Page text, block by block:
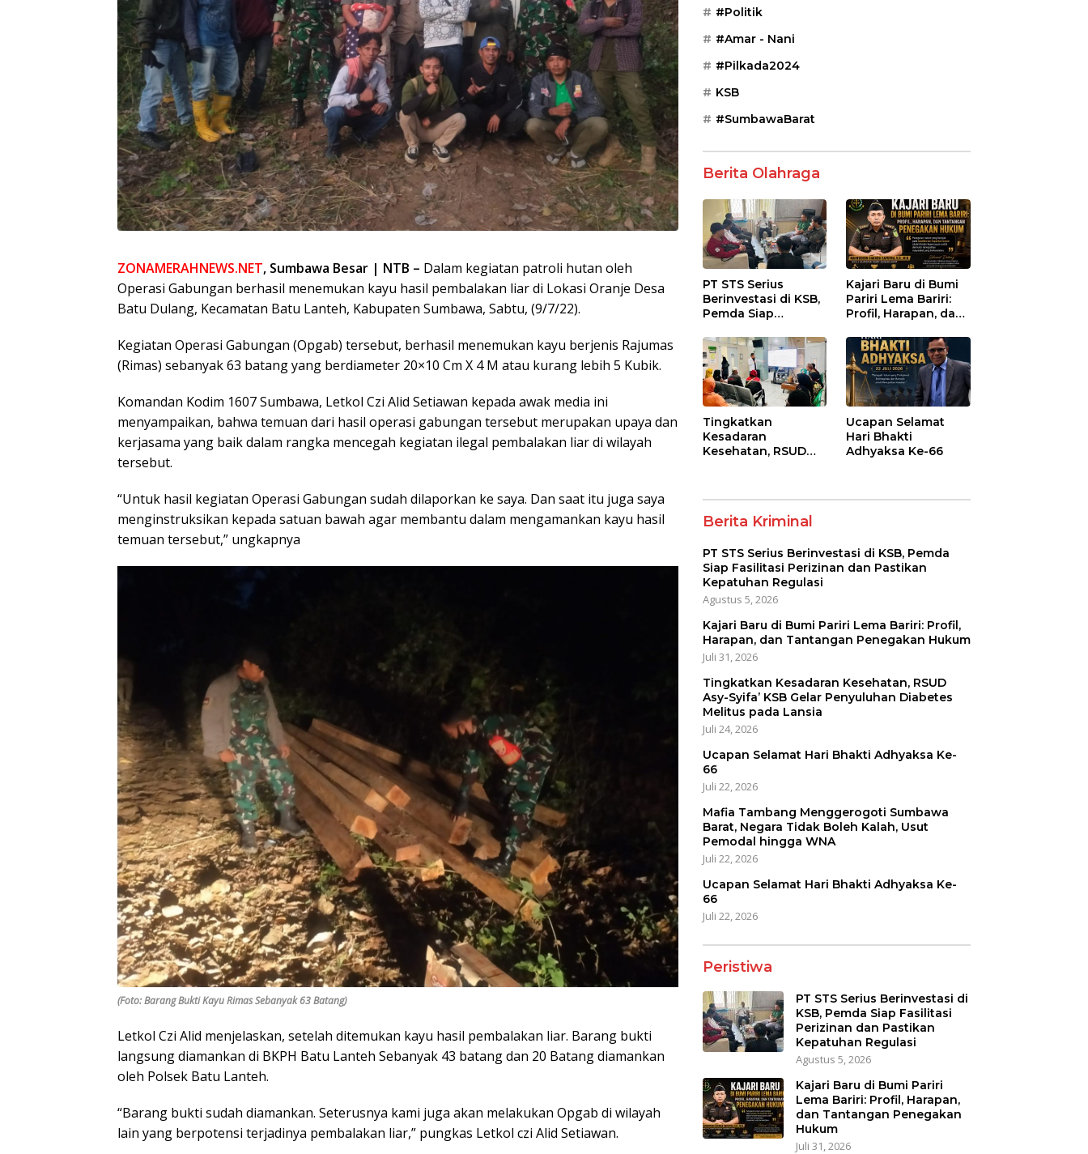
ZONAMERAHNEWS.NET, Sumbawa Besar | NTB – Dalam kegiatan patroli hutan oleh
Operasi Gabungan berhasil menemukan kayu hasil pembalakan liar di Lokasi Oranje Desa
Batu Dulang, Kecamatan Batu Lanteh, Kabupaten Sumbawa, Sabtu, (9/7/22).
Kegiatan Operasi Gabungan (Opgab) tersebut, berhasil menemukan kayu berjenis Rajumas
(Rimas) sebanyak 63 batang yang berdiameter 20×10 Cm X 4 M atau kurang lebih 5 Kubik.
Komandan Kodim 1607 Sumbawa, Letkol Czi Alid Setiawan kepada awak media ini
menyampaikan, bahwa temuan dari hasil operasi gabungan tersebut merupakan upaya dan
kerjasama yang baik dalam rangka mencegah kegiatan ilegal pembalakan liar di wilayah
tersebut.
“Untuk hasil kegiatan Operasi Gabungan sudah dilaporkan ke saya. Dan saat itu juga saya
menginstruksikan kepada satuan bawah agar membantu dalam mengamankan kayu hasil
temuan tersebut,” ungkapnya
(Foto: Barang Bukti Kayu Rimas Sebanyak 63 Batang)
Letkol Czi Alid menjelaskan, setelah ditemukan kayu hasil pembalakan liar. Barang bukti
langsung diamankan di BKPH Batu Lanteh Sebanyak 43 batang dan 20 Batang diamankan
oleh Polsek Batu Lanteh.
“Barang bukti sudah diamankan. Seterusnya kami juga akan melakukan Opgab di wilayah
lain yang berpotensi terjadinya pembalakan liar,” pungkas Letkol czi Alid Setiawan.
#Politik
#Amar - Nani
#Pilkada2024
KSB
#SumbawaBarat
Berita Olahraga
PT STS Serius
Berinvestasi di KSB,
Pemda Siap
dan Pastikan
Kepatuhan Regulasi
Kajari Baru di Bumi
Pariri Lema Bariri:
Profil, Harapan, dan
Penegakan Hukum
Tingkatkan
Kesadaran
Kesehatan, RSUD
Ucapan Selamat
Hari Bhakti
Adhyaksa Ke-66
Berita Kriminal
PT STS Serius Berinvestasi di KSB, Pemda
Siap Fasilitasi Perizinan dan Pastikan
Kepatuhan Regulasi
Agustus 5, 2026
Kajari Baru di Bumi Pariri Lema Bariri: Profil,
Harapan, dan Tantangan Penegakan Hukum
Juli 31, 2026
Tingkatkan Kesadaran Kesehatan, RSUD
Asy-Syifa’ KSB Gelar Penyuluhan Diabetes
Melitus pada Lansia
Juli 24, 2026
Ucapan Selamat Hari Bhakti Adhyaksa Ke-
66
Juli 22, 2026
Mafia Tambang Menggerogoti Sumbawa
Barat, Negara Tidak Boleh Kalah, Usut
Pemodal hingga WNA
Juli 22, 2026
Ucapan Selamat Hari Bhakti Adhyaksa Ke-
66
Juli 22, 2026
Peristiwa
PT STS Serius Berinvestasi di
KSB, Pemda Siap Fasilitasi
Perizinan dan Pastikan
Kepatuhan Regulasi
Agustus 5, 2026
Kajari Baru di Bumi Pariri
Lema Bariri: Profil, Harapan,
dan Tantangan Penegakan
Hukum
Juli 31, 2026